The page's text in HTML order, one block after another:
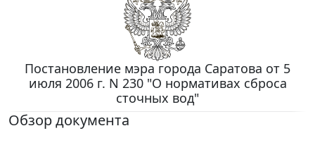
Постановление мэра города Саратова от 5
июля 2006 г. N 230 "О нормативах сброса
сточных вод"
Обзор документа